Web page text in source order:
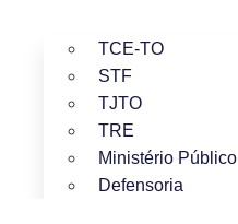
TCE-TO
STF
TJTO
TRE
Ministério Público
Defensoria